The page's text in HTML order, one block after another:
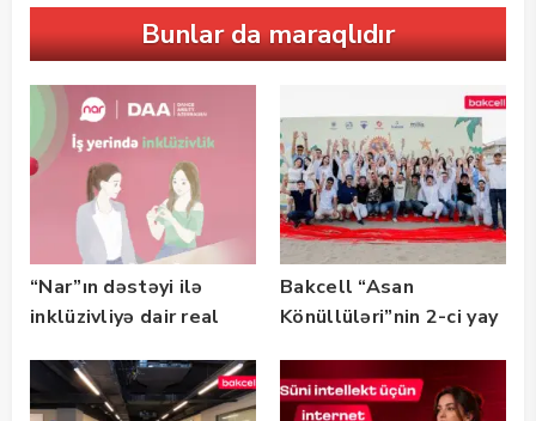
Bunlar da maraqlıdır
“Nar”ın dəstəyi ilə
inklüzivliyə dair real
təqdim edilir
Bakcell “Asan
Könüllüləri”nin 2-ci yay
olub — FOTO